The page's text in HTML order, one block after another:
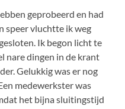
geprobeerd en had
speer vluchtte ik weg
Ik begon licht te
nare dingen in de krant
Gelukkig was er nog
medewerkster was
het bijna sluitingstijd